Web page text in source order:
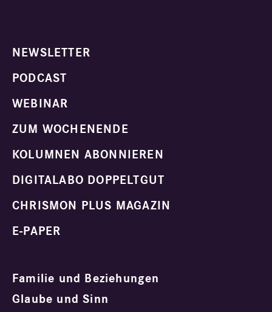
NEWSLETTER
PODCAST
WEBINAR
ZUM WOCHENENDE
KOLUMNEN ABONNIEREN
DIGITALABO DOPPELTGUT
CHRISMON PLUS MAGAZIN
E-PAPER
Familie und Beziehungen
Glaube und Sinn